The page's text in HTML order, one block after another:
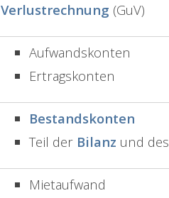
Verlustrechnung (GuV)
Aufwandskonten
Ertragskonten
Bestandskonten
Teil der Bilanz und des
Mietaufwand